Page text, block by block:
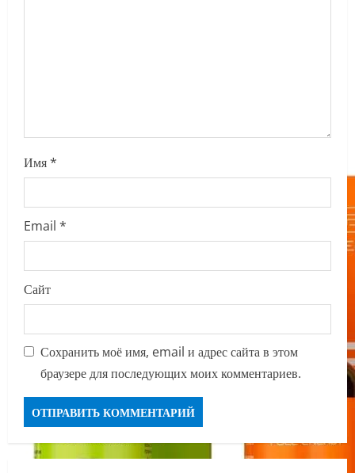
Имя*
Email *
Сайт
Сохранить моё имя, email и адрес сайта в этом
браузере для последующих моих комментариев.